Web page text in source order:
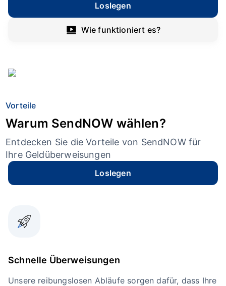
Loslegen
Wie funktioniert es?
Vorteile
Warum SendNOW wählen?
Entdecken Sie die Vorteile von SendNOW für
Ihre Geldüberweisungen
Loslegen
Schnelle Überweisungen
Unsere reibungslosen Abläufe sorgen dafür, dass Ihre